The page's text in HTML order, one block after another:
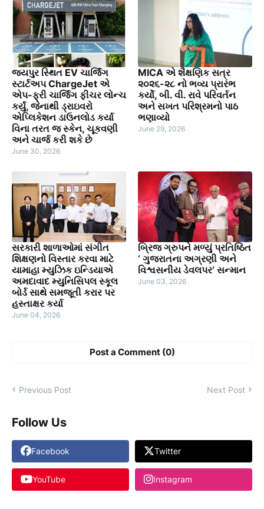
જયપુર સ્થિત EV ચાર્જિંગ
સ્ટાર્ટઅપ ChargeJet એ
એપ-ફ્રી ચાર્જિંગ ફીચર લોન્ચ
કર્યું, જેનાથી ડ્રાઇવરો
એપ્લિકેશન ડાઉનલોડ કર્યા
વિના તરત જ સ્કેન, ચૂકવણી
અને ચાર્જ કરી શકે છે
June 30, 2026
MICA એ શૈક્ષણિક સત્ર
૨૦૨૬-૨૮ નો ભવ્ય પ્રારંભ
કર્યો, બી. વી. રાવે પરિવર્તન
અને સખત પરિશ્રમનો પાઠ
ભણાવ્યો
June 29, 2026
સરકારી શાળાઓમાં સંગીત
શિક્ષણનો વિસ્તાર કરવા માટે
યામાહા મ્યુઝિક ઇન્ડિયાએ
અમદાવાદ મ્યુનિસિપલ સ્કૂલ
બોર્ડ સાથે સમજૂતી કરાર પર
હસ્તાક્ષર કર્યા
June 04, 2026
બ્રિજ ગ્રુપને મળ્યું પ્રતિષ્ઠિત
‘ ગુજરાતના અગ્રણી અને
વિશ્વસનીય ડેવલપર’ સન્માન
June 03, 2026
Post a Comment (0)
Previous Post Next Post
Follow Us
Facebook Twitter
YouTube Instagram